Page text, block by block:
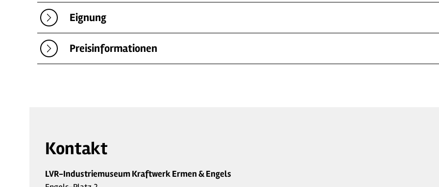
Eignung
Preisinformationen
Kontakt
LVR-Industriemuseum Kraftwerk Ermen & Engels